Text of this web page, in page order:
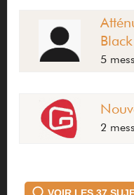
5
2
VOIR LES 37